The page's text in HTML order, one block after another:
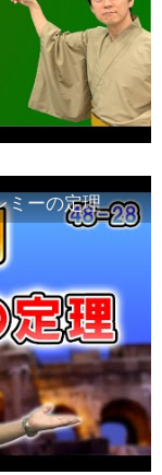
ミーの定理